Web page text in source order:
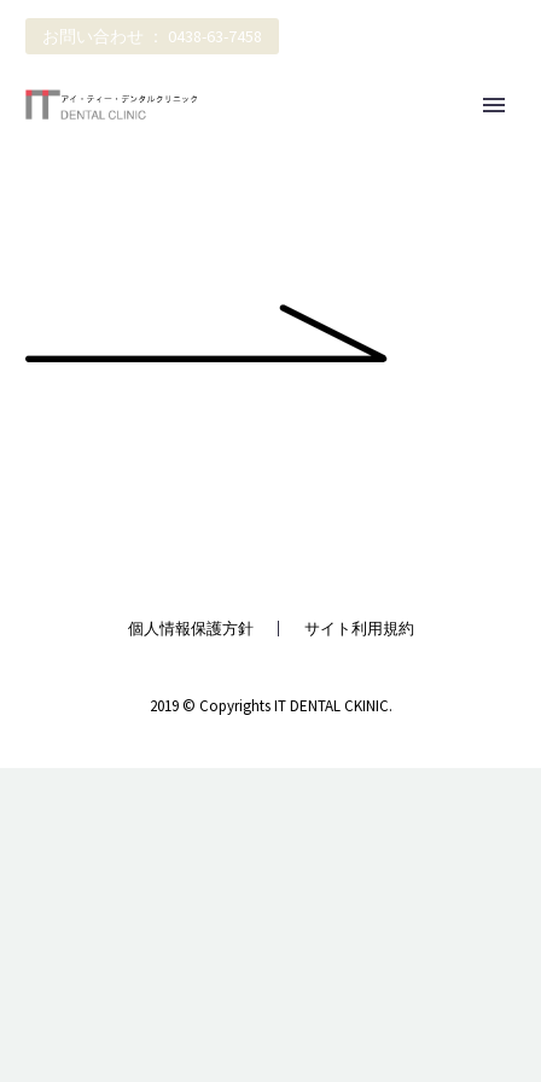
お問い合わせ ： 0438-63-7458
個人情報保護方針 サイト利用規約
2019 © Copyrights IT DENTAL CKINIC.